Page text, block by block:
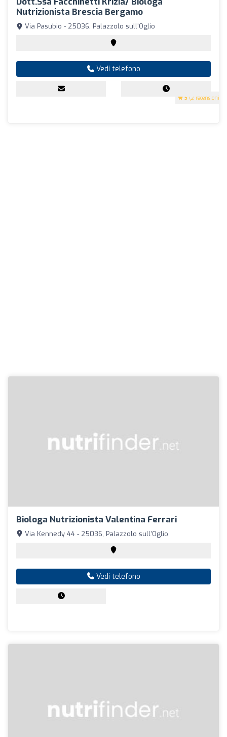
Nutrizionista Brescia Bergamo
5 (2 recensioni)
Via Pasubio - 25036, Palazzolo sull'Oglio
Vedi telefono
Biologa Nutrizionista Valentina Ferrari
Via Kennedy 44 - 25036, Palazzolo sull'Oglio
Vedi telefono